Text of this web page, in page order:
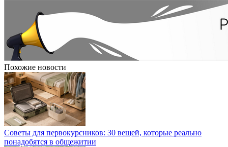
Похожие новости
Советы для первокурсников: 30 вещей, которые реально
понадобятся в общежитии